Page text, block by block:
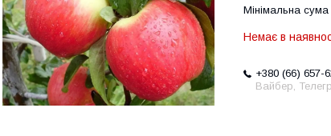
Мінімальна
Немає в
+380 (66) 657-
Вайбер,